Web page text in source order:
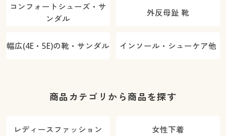
コンフォートシューズ・サ
ンダル
外反母趾 靴
幅広(4E・5E)の靴・サンダル インソール・シューケア他
商品カテゴリから商品を探す
レディースファッション 女性下着